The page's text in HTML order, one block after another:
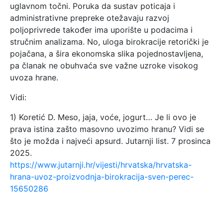
uglavnom točni. Poruka da sustav poticaja i
administrativne prepreke otežavaju razvoj
poljoprivrede također ima uporište u podacima i
stručnim analizama. No, uloga birokracije retorički je
pojačana, a šira ekonomska slika pojednostavljena,
pa članak ne obuhvaća sve važne uzroke visokog
uvoza hrane.
Vidi:
1) Koretić D. Meso, jaja, voće, jogurt… Je li ovo je
prava istina zašto masovno uvozimo hranu? Vidi se
što je možda i najveći apsurd. Jutarnji list. 7 prosinca
2025.
https://www.jutarnji.hr/vijesti/hrvatska/hrvatska-
hrana-uvoz-proizvodnja-birokracija-sven-perec-
15650286